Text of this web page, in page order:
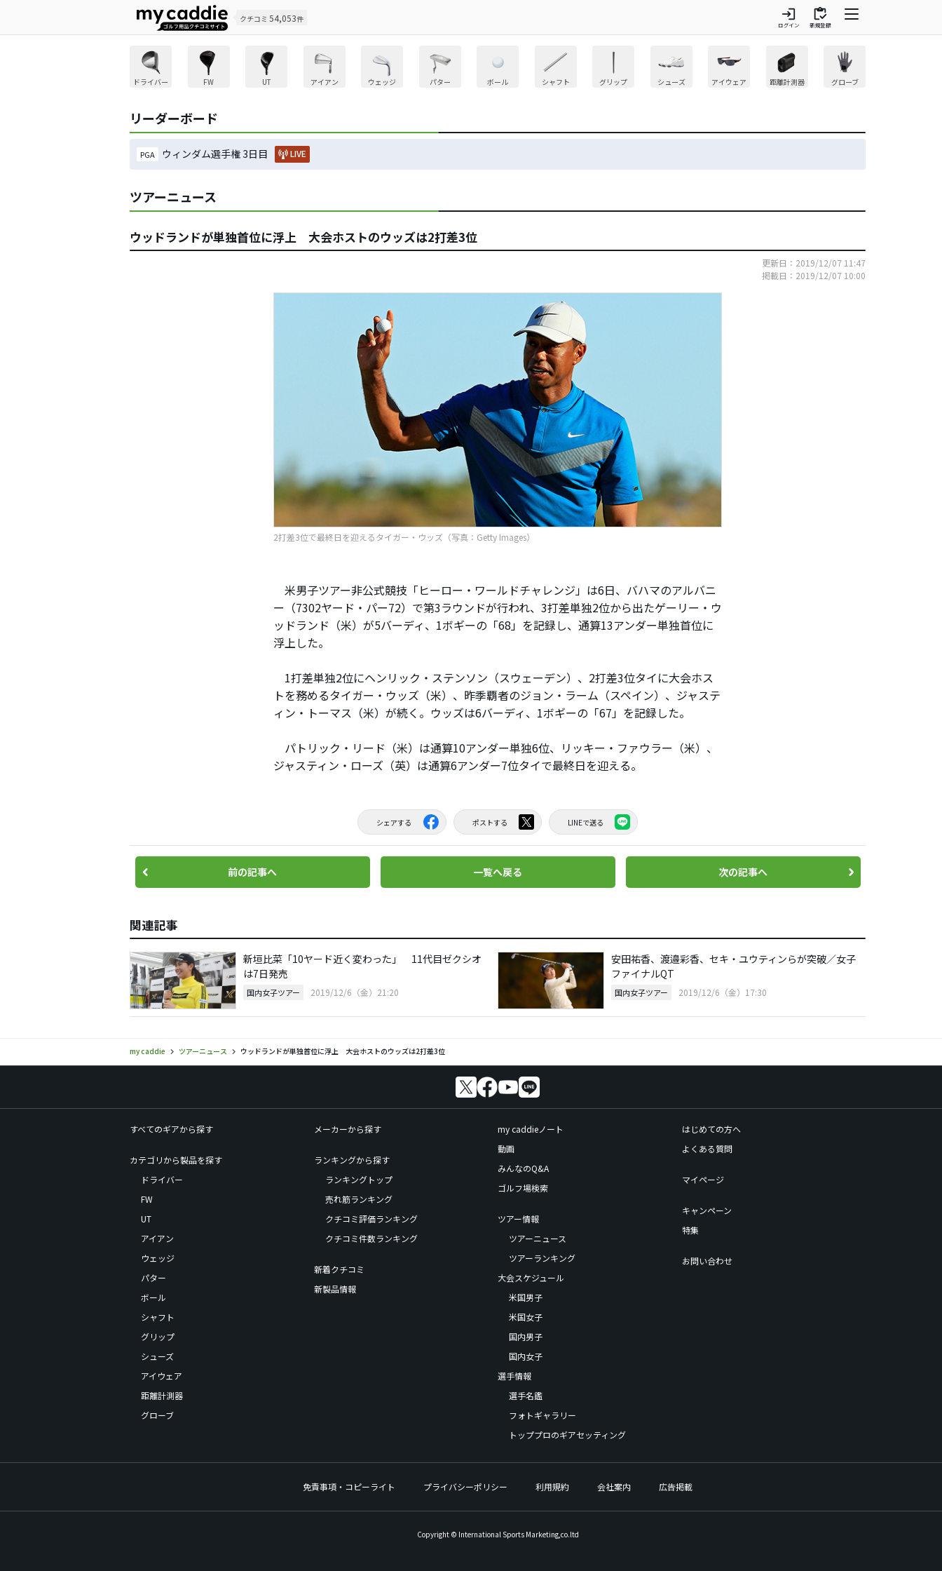
クチコミ 54,053件 login
ログイン
inventory
新規登録
ドライバー FW UT アイアン ウェッジ パター ボール シャフト グリップ シューズ アイウェア 距離計測器 グローブ
リーダーボード
PGA ウィンダム選手権 3日目 LIVE
ツアーニュース
ウッドランドが単独首位に浮上 大会ホストのウッズは2打差3位
更新日：2019/12/07 11:47
掲載日：2019/12/07 10:00
2打差3位で最終日を迎えるタイガー・ウッズ（写真：Getty Images）
米男子ツアー非公式競技「ヒーロー・ワールドチャレンジ」は6日、バハマのアルバニ
ー（7302ヤード・パー72）で第3ラウンドが行われ、3打差単独2位から出たゲーリー・ウ
ッドランド（米）が5バーディ、1ボギーの「68」を記録し、通算13アンダー単独首位に
浮上した。
1打差単独2位にヘンリック・ステンソン（スウェーデン）、2打差3位タイに大会ホス
トを務めるタイガー・ウッズ（米）、昨季覇者のジョン・ラーム（スペイン）、ジャステ
ィン・トーマス（米）が続く。ウッズは6バーディ、1ボギーの「67」を記録した。
パトリック・リード（米）は通算10アンダー単独6位、リッキー・ファウラー（米）、
ジャスティン・ローズ（英）は通算6アンダー7位タイで最終日を迎える。
シェアする ポストする LINEで送る
前の記事へ 一覧へ戻る 次の記事へ
関連記事
新垣比菜「10ヤード近く変わった」 11代目ゼクシオ
は7日発売
国内女子ツアー 2019/12/6（金）21:20
安田祐香、渡邉彩香、セキ・ユウティンらが突破／女子
ファイナルQT
国内女子ツアー 2019/12/6（金）17:30
my caddie ツアーニュース ウッドランドが単独首位に浮上 大会ホストのウッズは2打差3位
すべてのギアから探す
カテゴリから製品を探す
ドライバー
FW
UT
アイアン
ウェッジ
パター
ボール
シャフト
グリップ
シューズ
アイウェア
距離計測器
グローブ
メーカーから探す
ランキングから探す
ランキングトップ
売れ筋ランキング
クチコミ評価ランキング
クチコミ件数ランキング
新着クチコミ
新製品情報
my caddieノート
動画
みんなのQ&A
ゴルフ場検索
ツアー情報
ツアーニュース
ツアーランキング
大会スケジュール
米国男子
米国女子
国内男子
国内女子
選手情報
選手名鑑
フォトギャラリー
トッププロのギアセッティング
はじめての方へ
よくある質問
マイページ
キャンペーン
特集
お問い合わせ
免責事項・コピーライト プライバシーポリシー 利用規約 会社案内 広告掲載
Copyright © International Sports Marketing,co.ltd